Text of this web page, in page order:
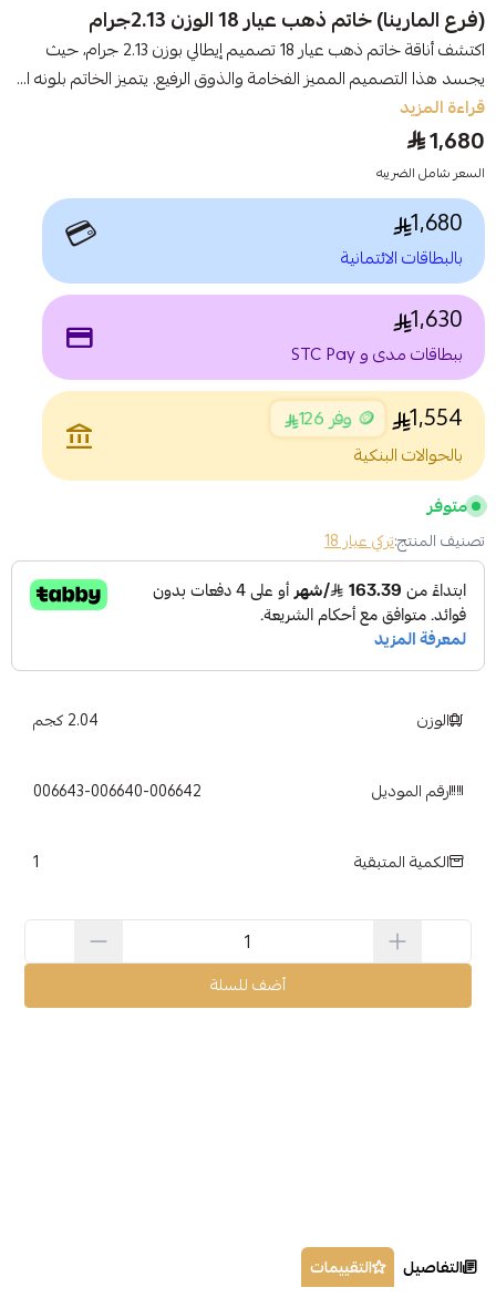
(فرع المارينا) خاتم ذهب عيار 18 الوزن 2.13جرام
اكتشف أناقة خاتم ذهب عيار 18 تصميم إيطالي بوزن 2.13 جرام، حيث
يجسد هذا التصميم المميز الفخامة والذوق الرفيع. يتميز الخاتم بلونه ا...
قراءة المزيد
1,680
السعر شامل الضريبه
1,680
بالبطاقات الائتمانية 💳
1,630
ببطاقات مدى و STC Pay payment
1,554 🪙 وفر 126
بالحوالات البنكية
account_balance
متوفر
تصنيف المنتج:تركي عيار 18
الوزن 2.04 كجم
رقم الموديل 006643-006640-006642
الكمية المتبقية 1
أضف للسلة
التفاصيل التقييمات